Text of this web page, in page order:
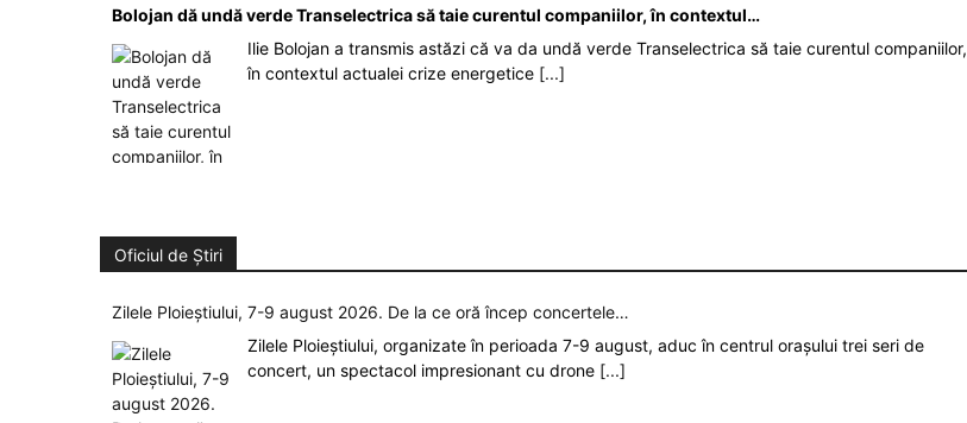
Bolojan dă undă verde Transelectrica să taie curentul companiilor, în contextul…
Ilie Bolojan a transmis astăzi că va da undă verde Transelectrica să taie curentul companiilor,
în contextul actualei crize energetice [...]
Oficiul de Știri
Zilele Ploieștiului, 7-9 august 2026. De la ce oră încep concertele…
Zilele Ploieștiului, organizate în perioada 7-9 august, aduc în centrul orașului trei seri de
concert, un spectacol impresionant cu drone [...]